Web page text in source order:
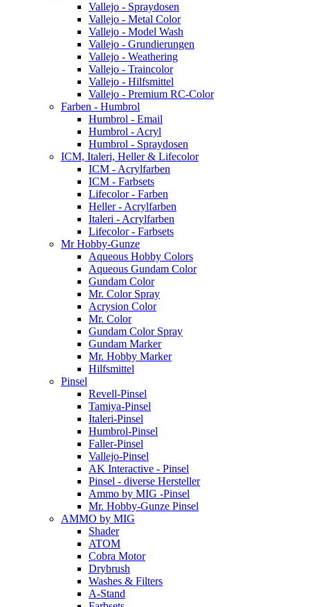
Vallejo - Spraydosen
Vallejo - Metal Color
Vallejo - Model Wash
Vallejo - Grundierungen
Vallejo - Weathering
Vallejo - Traincolor
Vallejo - Hilfsmittel
Vallejo - Premium RC-Color
Farben - Humbrol
Humbrol - Email
Humbrol - Acryl
Humbrol - Spraydosen
ICM, Italeri, Heller & Lifecolor
ICM - Acrylfarben
ICM - Farbsets
Lifecolor - Farben
Heller - Acrylfarben
Italeri - Acrylfarben
Lifecolor - Farbsets
Mr Hobby-Gunze
Aqueous Hobby Colors
Aqueous Gundam Color
Gundam Color
Mr. Color Spray
Acrysion Color
Mr. Color
Gundam Color Spray
Gundam Marker
Mr. Hobby Marker
Hilfsmittel
Pinsel
Revell-Pinsel
Tamiya-Pinsel
Italeri-Pinsel
Humbrol-Pinsel
Faller-Pinsel
Vallejo-Pinsel
AK Interactive - Pinsel
Pinsel - diverse Hersteller
Ammo by MIG -Pinsel
Mr. Hobby-Gunze Pinsel
AMMO by MIG
Shader
ATOM
Cobra Motor
Drybrush
Washes & Filters
A-Stand